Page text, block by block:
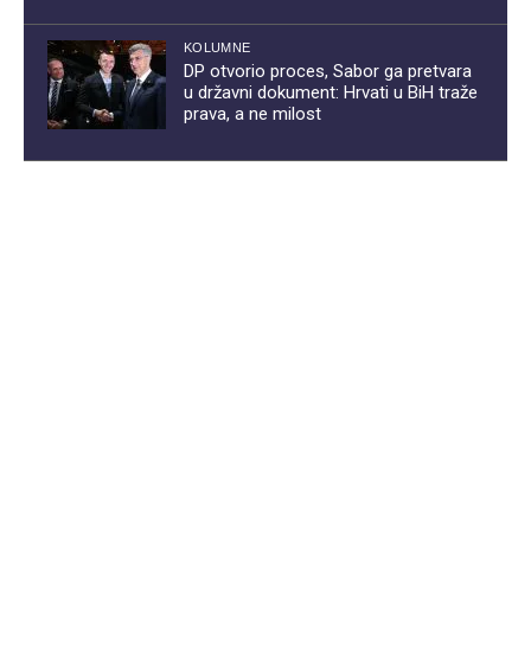
KOLUMNE
DP otvorio proces, Sabor ga pretvara
u državni dokument: Hrvati u BiH traže
prava, a ne milost